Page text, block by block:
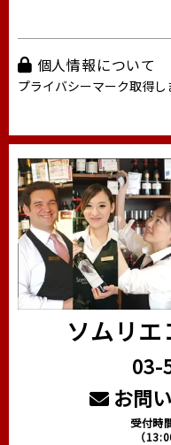
個人情報について
プライバシーマーク取得し
ソムリエ
03-
お問
受付時
（